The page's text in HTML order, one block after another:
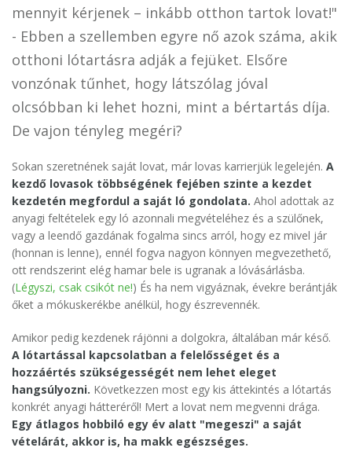
mennyit kérjenek – inkább otthon tartok lovat!"
- Ebben a szellemben egyre nő azok száma, akik
otthoni lótartásra adják a fejüket. Elsőre
vonzónak tűnhet, hogy látszólag jóval
olcsóbban ki lehet hozni, mint a bértartás díja.
De vajon tényleg megéri?
Sokan szeretnének saját lovat, már lovas karrierjük legelején. A
kezdő lovasok többségének fejében szinte a kezdet
kezdetén megfordul a saját ló gondolata. Ahol adottak az
anyagi feltételek egy ló azonnali megvételéhez és a szülőnek,
vagy a leendő gazdának fogalma sincs arról, hogy ez mivel jár
(honnan is lenne), ennél fogva nagyon könnyen megvezethető,
ott rendszerint elég hamar bele is ugranak a lóvásárlásba.
(Légyszi, csak csikót ne!) És ha nem vigyáznak, évekre berántják
őket a mókuskerékbe anélkül, hogy észrevennék.
Amikor pedig kezdenek rájönni a dolgokra, általában már késő.
A lótartással kapcsolatban a felelősséget és a
hozzáértés szükségességét nem lehet eleget
hangsúlyozni. Következzen most egy kis áttekintés a lótartás
konkrét anyagi hátteréről! Mert a lovat nem megvenni drága.
Egy átlagos hobbiló egy év alatt "megeszi" a saját
vételárát, akkor is, ha makk egészséges.